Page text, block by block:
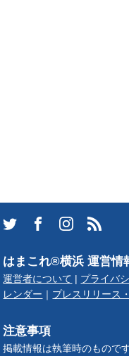
はまこれ®横浜 運営情
運営者について | プライバ
レンダー ｜ プレスリリース
注意事項
掲載情報は執筆時のもので